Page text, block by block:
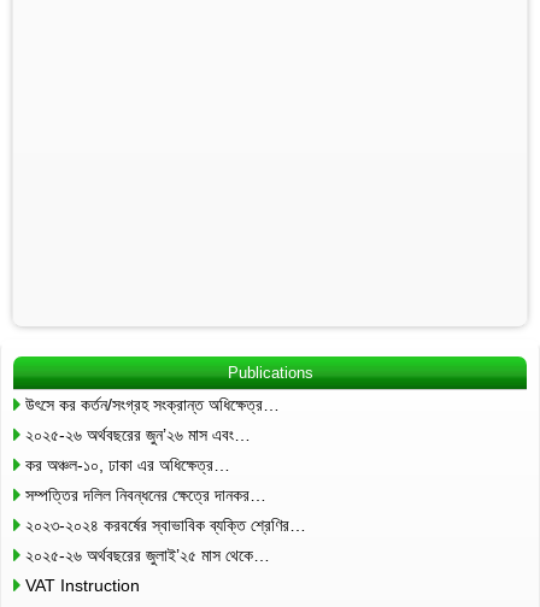
Publications
উৎসে কর কর্তন/সংগ্রহ সংক্রান্ত অধিক্ষেত্র…
২০২৫-২৬ অর্থবছরের জুন’২৬ মাস এবং…
কর অঞ্চল-১০, ঢাকা এর অধিক্ষেত্র…
সম্পত্তির দলিল নিবন্ধনের ক্ষেত্রে দানকর…
২০২৩-২০২৪ করবর্ষের স্বাভাবিক ব্যক্তি শ্রেণির…
২০২৫-২৬ অর্থবছরের জুলাই’২৫ মাস থেকে…
VAT Instruction